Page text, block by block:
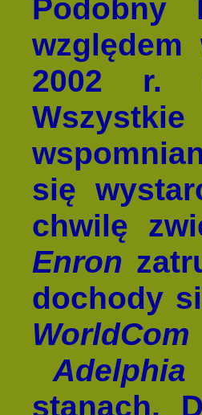
2002 r.
się
chwilę
Enron
dochody
WorldCom
Adelphia
stanach.